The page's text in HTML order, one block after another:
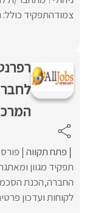
צמודהתפקיד כולל:
פתח תקווה
תפקיד מגוון
החברה,הכנת
לקוחות ועדכון